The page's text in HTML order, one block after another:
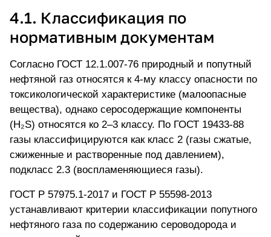
4.1. Классификация по
нормативным документам
Согласно ГОСТ 12.1.007-76 природный и попутный
нефтяной газ относятся к 4-му классу опасности по
токсикологической характеристике (малоопасные
вещества), однако серосодержащие компоненты
(H₂S) относятся ко 2–3 классу. По ГОСТ 19433-88
газы классифицируются как класс 2 (газы сжатые,
сжиженные и растворенные под давлением),
подкласс 2.3 (воспламеняющиеся газы).
ГОСТ Р 57975.1-2017 и ГОСТ Р 55598-2013
устанавливают критерии классификации попутного
нефтяного газа по содержанию сероводорода и